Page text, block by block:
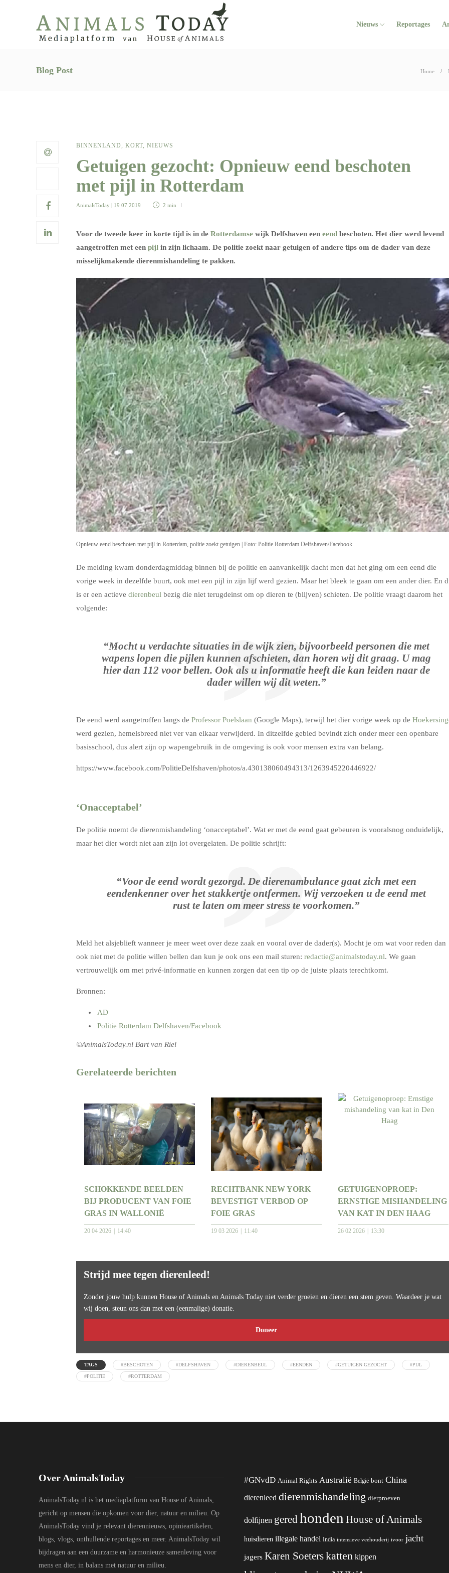
Nieuws Reportages
Blog Post Home
BINNENLAND, KORT, NIEUWS
Getuigen gezocht: Opnieuw eend beschoten
met pijl in Rotterdam
AnimalsToday | 19 07 2019 2 min
Voor de tweede keer in korte tijd is in de Rotterdamse wijk Delfshaven een eend beschoten. Het dier werd levend
aangetroffen met een pijl in zijn lichaam. De politie zoekt naar getuigen of andere tips om de dader van deze
misselijkmakende dierenmishandeling te pakken.
Opnieuw eend beschoten met pijl in Rotterdam, politie zoekt getuigen | Foto: Politie Rotterdam Delfshaven/Facebook
De melding kwam donderdagmiddag binnen bij de politie en aanvankelijk dacht men dat het ging om een eend die
vorige week in dezelfde buurt, ook met een pijl in zijn lijf werd gezien. Maar het bleek te gaan om een ander dier. En
is er een actieve dierenbeul bezig die niet terugdeinst om op dieren te (blijven) schieten. De politie vraagt daarom het
volgende:
“Mocht u verdachte situaties in de wijk zien, bijvoorbeeld personen die met
wapens lopen die pijlen kunnen afschieten, dan horen wij dit graag. U mag
hier dan 112 voor bellen. Ook als u informatie heeft die kan leiden naar de
dader willen wij dit weten.”
De eend werd aangetroffen langs de Professor Poelslaan (Google Maps), terwijl het dier vorige week op de
werd gezien, hemelsbreed niet ver van elkaar verwijderd. In ditzelfde gebied bevindt zich onder meer een openbare
basisschool, dus alert zijn op wapengebruik in de omgeving is ook voor mensen extra van belang.
https://www.facebook.com/PolitieDelfshaven/photos/a.430138060494313/1263945220446922/
‘Onacceptabel’
De politie noemt de dierenmishandeling ‘onacceptabel’. Wat er met de eend gaat gebeuren is vooralsnog onduidelijk,
maar het dier wordt niet aan zijn lot overgelaten. De politie schrijft:
“Voor de eend wordt gezorgd. De dierenambulance gaat zich met een
eendenkenner over het stakkertje ontfermen. Wij verzoeken u de eend met
rust te laten om meer stress te voorkomen.”
Meld het alsjeblieft wanneer je meer weet over deze zaak en vooral over de dader(s). Mocht je om wat voor reden dan
ook niet met de politie willen bellen dan kun je ook ons een mail sturen: redactie@animalstoday.nl. We gaan
vertrouwelijk om met privé-informatie en kunnen zorgen dat een tip op de juiste plaats terechtkomt.
Bronnen:
AD
Politie Rotterdam Delfshaven/Facebook
©AnimalsToday.nl Bart van Riel
Gerelateerde berichten
SCHOKKENDE BEELDEN
BIJ PRODUCENT VAN FOIE
GRAS IN WALLONIË
20 04 2026 14:40
RECHTBANK NEW YORK
BEVESTIGT VERBOD OP
FOIE GRAS
19 03 2026 11:40
GETUIGENOPROEP:
ERNSTIGE MISHANDELING
VAN KAT IN DEN HAAG
26 02 2026 13:30
Strijd mee tegen dierenleed!
Zonder jouw hulp kunnen House of Animals en Animals Today niet verder groeien en dieren een stem geven. Waardeer je wat
wij doen, steun ons dan met een (eenmalige) donatie.
Doneer
TAGS #BESCHOTEN #DELFSHAVEN #DIERENBEUL #EENDEN #GETUIGEN GEZOCHT #PIJL
#POLITIE #ROTTERDAM
Over AnimalsToday
AnimalsToday.nl is het mediaplatform van House of Animals,
gericht op mensen die opkomen voor dier, natuur en milieu. Op
AnimalsToday vind je relevant dierennieuws, opinieartikelen,
blogs, vlogs, onthullende reportages en meer. AnimalsToday wil
bijdragen aan een duurzame en harmonieuze samenleving voor
mens en dier, in balans met natuur en milieu.
#GNvdD Animal Rights Australië België bont China
dierenleed dierenmishandeling dierproeven
dolfijnen geredhonden House of Animals
huisdieren illegale handel India intensieve veehouderij ivoor jacht
jagers Karen Soeterskatten kippen